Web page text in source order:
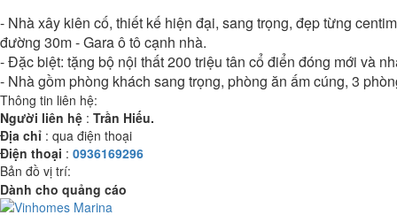
- Nhà xây kiên cố, thiết kế hiện đại, sang trọng, đẹp từng
đường 30m - Gara ô tô cạnh nhà.
- Đặc biệt: tặng bộ nội thất 200 triệu tân cổ điển đóng mới và
- Nhà gồm phòng khách sang trọng, phòng ăn ấm cúng, 3
Thông tin liên hệ:
Người liên hệ : Trần Hiếu.
Địa chỉ : qua điện thoại
Điện thoại : 0936169296
Bản đồ vị trí:
Dành cho quảng cáo